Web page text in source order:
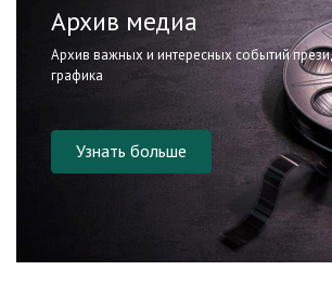
Архив медиа
Архив важных и интересных событий
графика
Узнать больше